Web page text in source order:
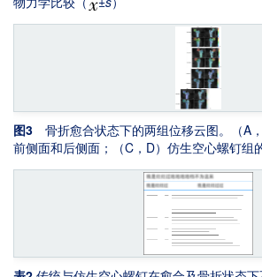
图3 骨折愈合状态下的两组位移云图。（A
前侧面和后侧面；（C，D）仿生空心螺钉
4骨折状态下的两组位移云图。（A，B）传
和后侧面；（C，D）仿生空心螺钉组的前
折愈合状态下的两组应变云图。（A，B）传
和后侧面；（C，D）仿生空心螺钉组的前
折状态下的两组应变云图。（A，B）传统空
侧面；（C，D）仿生空心螺钉组的前侧面和